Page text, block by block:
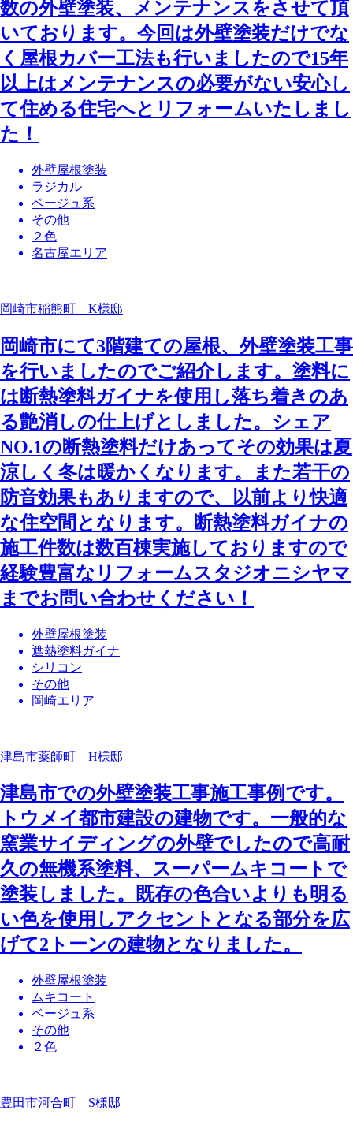
数の外壁塗装、メンテナンスをさせて頂
いております。今回は外壁塗装だけでな
く屋根カバー工法も行いましたので15年
以上はメンテナンスの必要がない安心し
て住める住宅へとリフォームいたしまし
た！
外壁屋根塗装
ラジカル
ベージュ系
その他
２色
名古屋エリア
岡崎市稲熊町 K様邸
岡崎市にて3階建ての屋根、外壁塗装工事
を行いましたのでご紹介します。塗料に
は断熱塗料ガイナを使用し落ち着きのあ
る艶消しの仕上げとしました。シェア
NO.1の断熱塗料だけあってその効果は夏
涼しく冬は暖かくなります。また若干の
防音効果もありますので、以前より快適
な住空間となります。断熱塗料ガイナの
施工件数は数百棟実施しておりますので
経験豊富なリフォームスタジオニシヤマ
までお問い合わせください！
外壁屋根塗装
遮熱塗料ガイナ
シリコン
その他
岡崎エリア
津島市薬師町 H様邸
津島市での外壁塗装工事施工事例です。
トウメイ都市建設の建物です。一般的な
窯業サイディングの外壁でしたので高耐
久の無機系塗料、スーパームキコートで
塗装しました。既存の色合いよりも明る
い色を使用しアクセントとなる部分を広
げて2トーンの建物となりました。
外壁屋根塗装
ムキコート
ベージュ系
その他
２色
豊田市河合町 S様邸